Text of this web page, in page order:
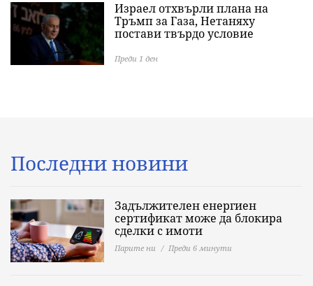
Израел отхвърли плана на
Тръмп за Газа, Нетаняху
постави твърдо условие
Преди 1 ден
Последни новини
Задължителен енергиен
сертификат може да блокира
сделки с имоти
Парите ни Преди 6 минути